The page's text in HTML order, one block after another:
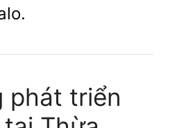
phát triển